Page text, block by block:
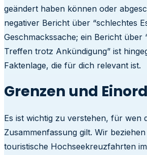
geändert haben können oder
negativer Bericht über “schlechtes
Geschmackssache; ein Bericht über
Treffen trotz Ankündigung” ist
Faktenlage, die für dich relevant ist.
Grenzen und
Es ist wichtig zu verstehen, für wen
Zusammenfassung gilt. Wir
touristische Hochseekreuzfahrten